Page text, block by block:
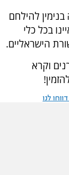
להילחם
בכל כלי
הישראליים.
וקרא
לנו